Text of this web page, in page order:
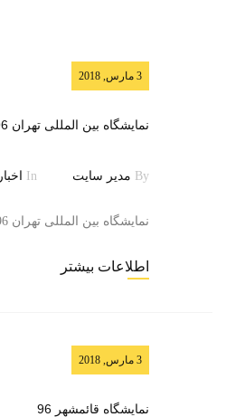
تماس با ما
3 مارس, 2018
نمایشگاه بین المللی تهران 96
By مدیر سایت In اخبار
نمایشگاه بین المللی تهران 96
اطلاعات بیشتر
3 مارس, 2018
نمایشگاه قائمشهر 96